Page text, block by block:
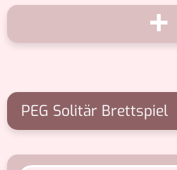
+
PEG Solitär Brettspiel